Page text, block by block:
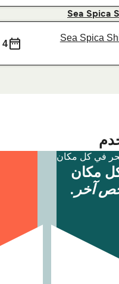
Sea Spica
Sea Spica
4
مكان
آخر.